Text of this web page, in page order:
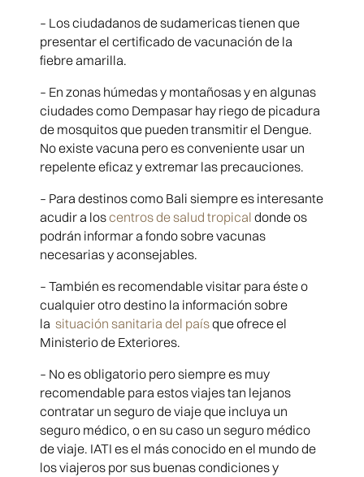
– Los ciudadanos de sudamericas tienen que
presentar el certificado de vacunación de la
fiebre amarilla.
– En zonas húmedas y montañosas y en algunas
ciudades como Dempasar hay riego de picadura
de mosquitos que pueden transmitir el Dengue.
No existe vacuna pero es conveniente usar un
repelente eficaz y extremar las precauciones.
– Para destinos como Bali siempre es interesante
acudir a loscentros de salud tropical donde os
podrán informar a fondo sobre vacunas
necesarias y aconsejables.
– También es recomendable visitar para éste o
cualquier otro destino la información sobre
la situación sanitaria del paísque ofrece el
Ministerio de Exteriores.
– No es obligatorio pero siempre es muy
recomendable para estos viajes tan lejanos
contratar un seguro de viaje que incluya un
seguro médico, o en su caso un seguro médico
de viaje. IATI es el más conocido en el mundo de
los viajeros por sus buenas condiciones y